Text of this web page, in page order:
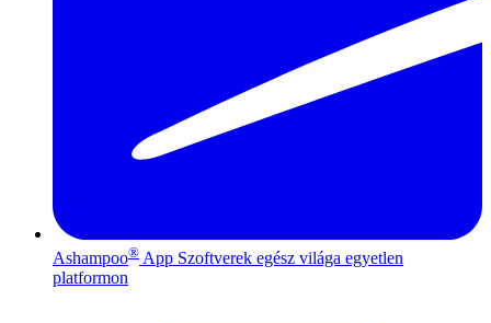
Ashampoo® App Szoftverek egész világa egyetlen
platformon